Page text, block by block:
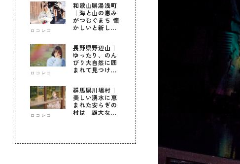
ロコレコ
和歌山県湯浅町
｜海と山の恵み
がつむぐまち 懐
かしいと新しい
ロコレコ
長野県野辺山｜
ゆったり、のん
びり大自然に囲
まれて見つけ
ロコレコ
群馬県川場村｜
美しい湧水に恵
まれた安らぎの
村は 雄大な自